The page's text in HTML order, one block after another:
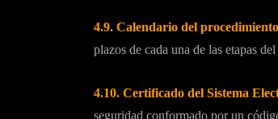
4.9. Calendario del
plazos de cada una de las etapas
4.10. Certificado del Sistema
seguridad conformado por un